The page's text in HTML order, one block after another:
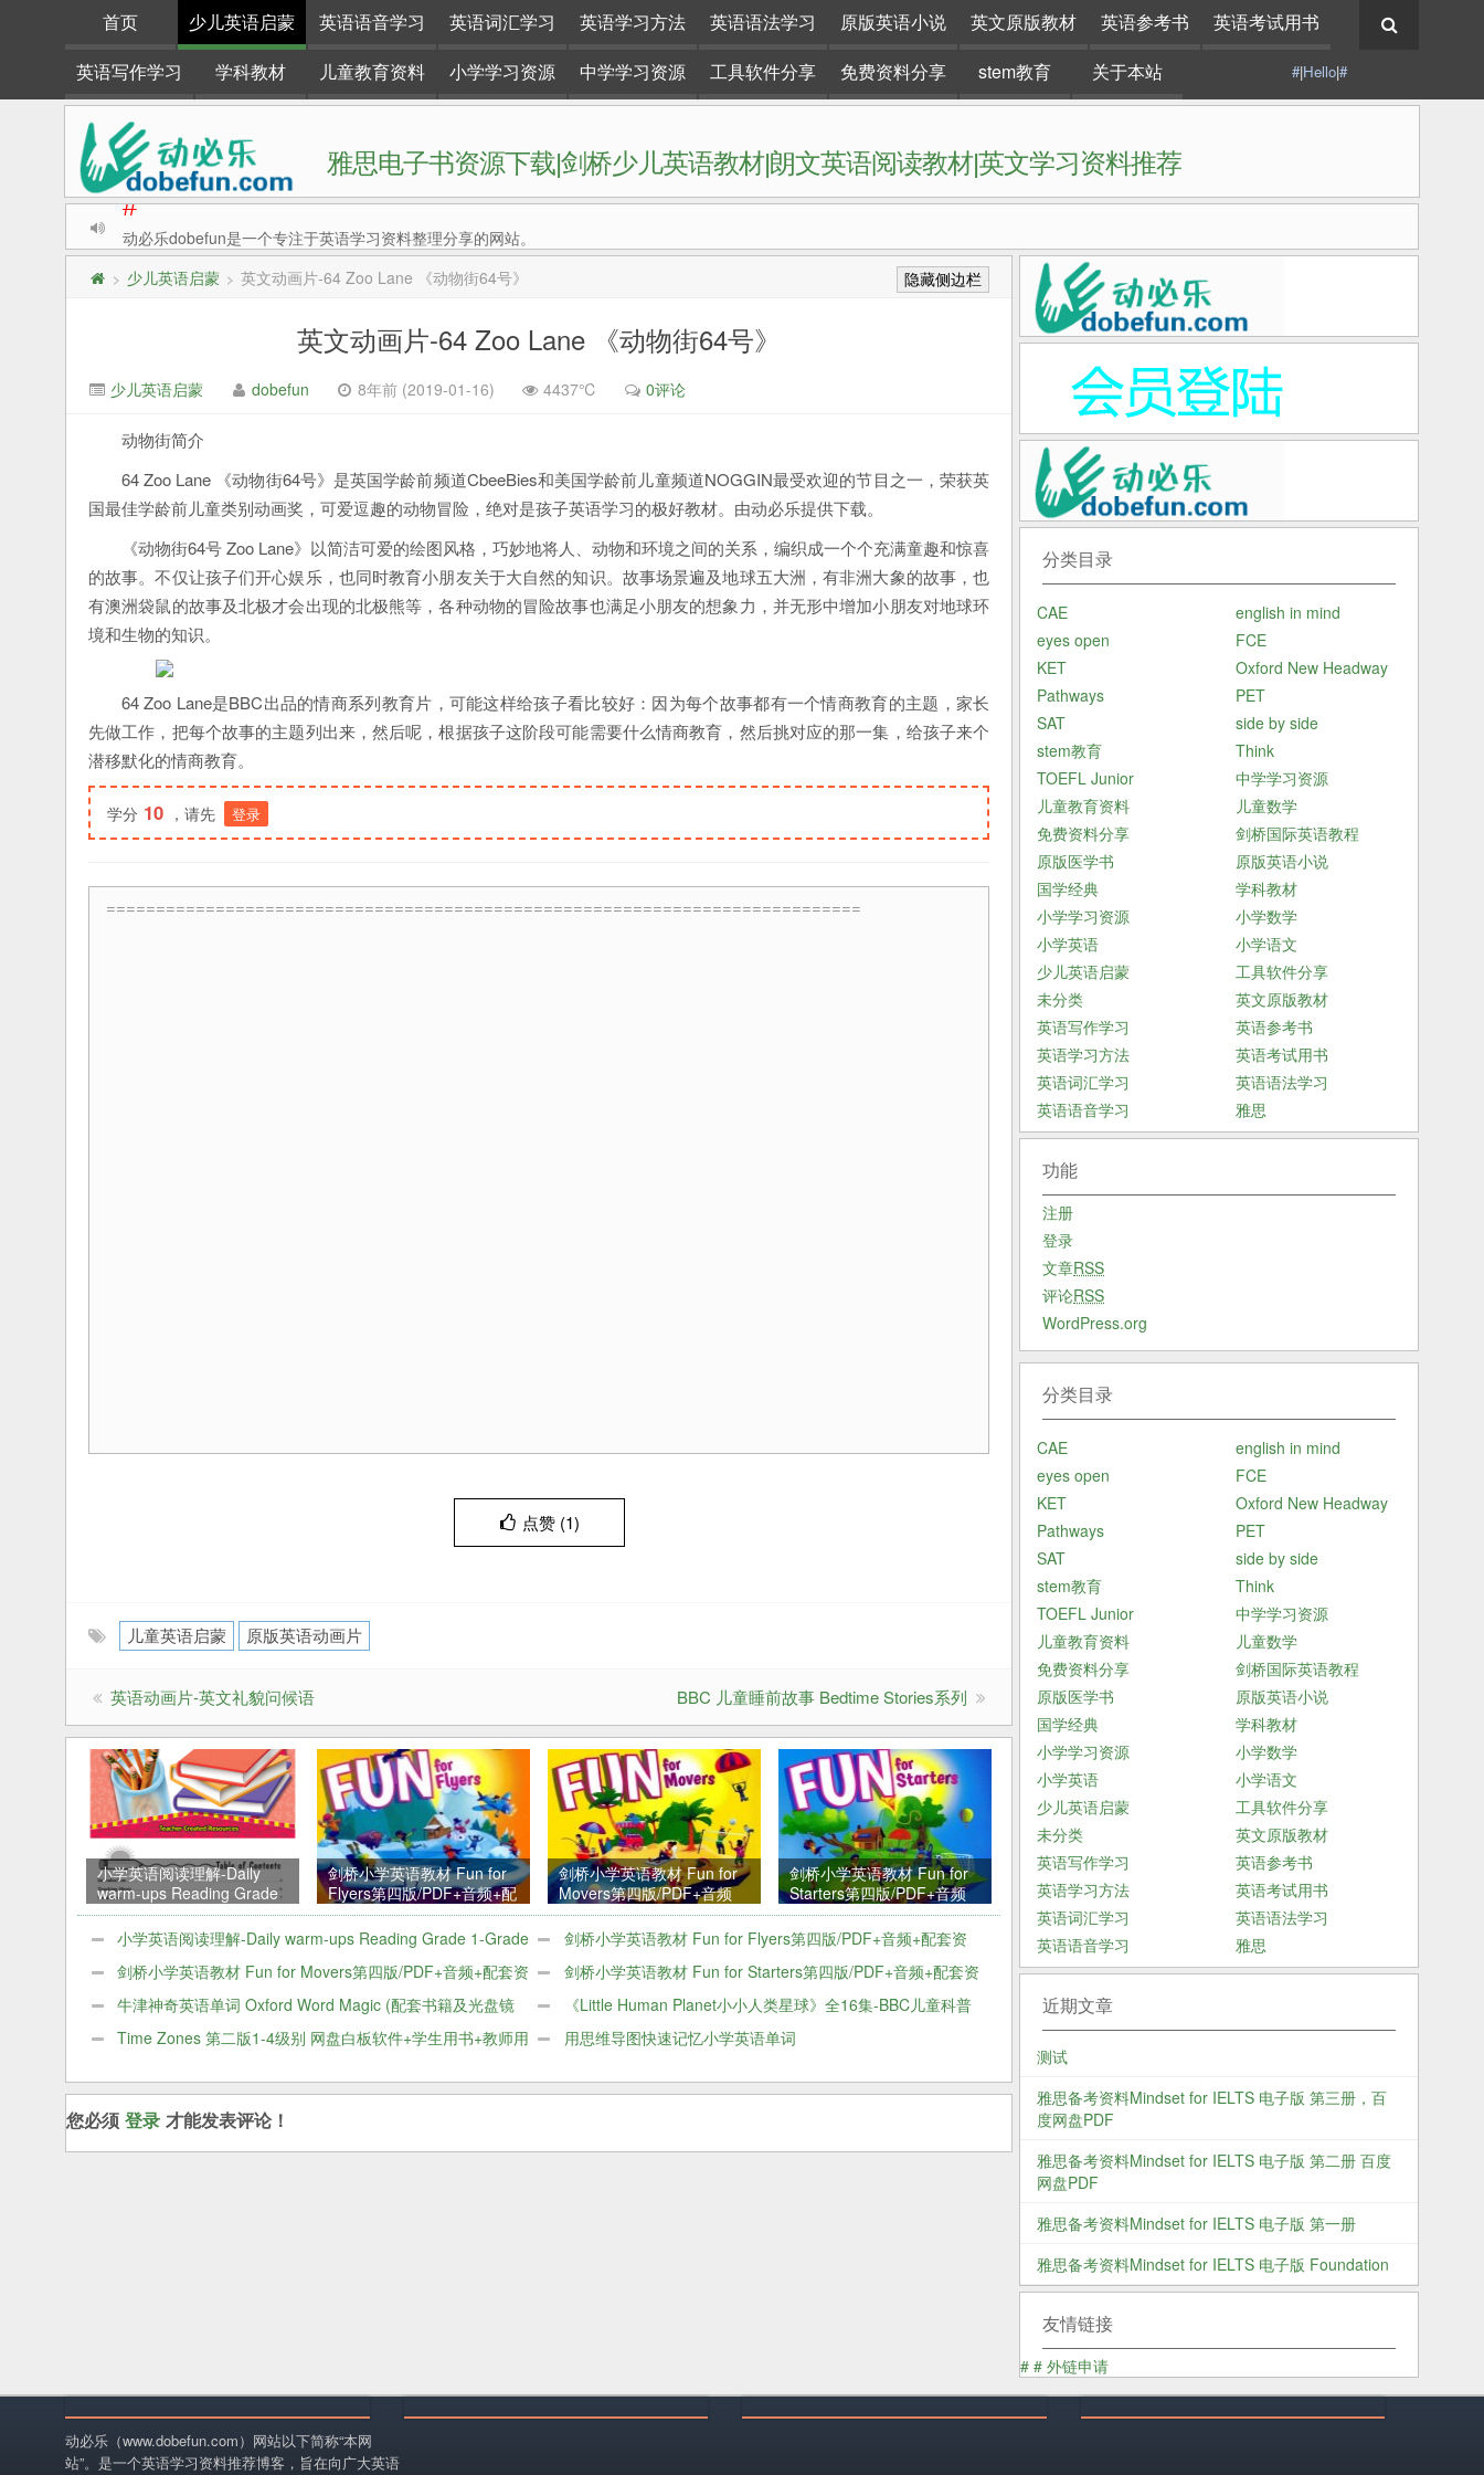
首页 少儿英语启蒙 英语语音学习 英语词汇学习 英语学习方法 英语语法学习 原版英语小说 英文原版教材 英语参考书
英语考试用书
英语写作学习
学科教材 儿童教育资料 小学学习资源 中学学习资源 工具软件分享 免费资料分享 stem教育 关于本站 #|Hello|#
雅思电子书资源下载|剑桥少儿英语教材|朗文英语阅读教材|英文学习资料推荐
动必乐dobefun是一个专注于英语学习资料整理分享的网站。
#
> 少儿英语启蒙 > 英文动画片-64 Zoo Lane 《动物街64号》 隐藏侧边栏
英文动画片-64 Zoo Lane 《动物街64号》
少儿英语启蒙 dobefun 8年前 (2019-01-16) 4437℃ 0评论
动物街简介
64 Zoo Lane 《动物街64号》是英国学龄前频道CbeeBies和美国学龄前儿童频道NOGGIN最受欢迎的节目之一，荣获英
国最佳学龄前儿童类别动画奖，可爱逗趣的动物冒险，绝对是孩子英语学习的极好教材。由动必乐提供下载。
《动物街64号 Zoo Lane》以简洁可爱的绘图风格，巧妙地将人、动物和环境之间的关系，编织成一个个充满童趣和惊喜
的故事。不仅让孩子们开心娱乐，也同时教育小朋友关于大自然的知识。故事场景遍及地球五大洲，有非洲大象的故事，也
有澳洲袋鼠的故事及北极才会出现的北极熊等，各种动物的冒险故事也满足小朋友的想象力，并无形中增加小朋友对地球环
境和生物的知识。
64 Zoo Lane是BBC出品的情商系列教育片，可能这样给孩子看比较好：因为每个故事都有一个情商教育的主题，家长
先做工作，把每个故事的主题列出来，然后呢，根据孩子这阶段可能需要什么情商教育，然后挑对应的那一集，给孩子来个
潜移默化的情商教育。
学分 10 ，请先 登录
============================================================================
点赞 (1)
儿童英语启蒙 原版英语动画片
英语动画片-英文礼貌问候语 BBC 儿童睡前故事 Bedtime Stories系列
小学英语阅读理解-Daily
warm-ups Reading Grade
1-Grade 8 百度网盘下载
剑桥小学英语教材 Fun for
Flyers第四版/PDF+音频+配
套资料
剑桥小学英语教材 Fun for
Movers第四版/PDF+音频
+配套资料
剑桥小学英语教材 Fun for
Starters第四版/PDF+音频
+配套资料
小学英语阅读理解-Daily warm-ups Reading Grade 1-Grade
8 百度网盘下载
剑桥小学英语教材 Fun for Flyers第四版/PDF+音频+配套资
料
剑桥小学英语教材 Fun for Movers第四版/PDF+音频+配套资
料
剑桥小学英语教材 Fun for Starters第四版/PDF+音频+配套资
料
牛津神奇英语单词 Oxford Word Magic (配套书籍及光盘镜
像)
《Little Human Planet小小人类星球》全16集-BBC儿童科普
片
Time Zones 第二版1-4级别 网盘白板软件+学生用书+教师用
用思维导图快速记忆小学英语单词
您必须 登录 才能发表评论！
分类目录
CAE
english in mind
eyes open
FCE
KET
Oxford New Headway
Pathways
PET
SAT
side by side
stem教育
Think
TOEFL Junior
中学学习资源
儿童教育资料
儿童数学
免费资料分享
剑桥国际英语教程
原版医学书
原版英语小说
国学经典
学科教材
小学学习资源
小学数学
小学英语
小学语文
少儿英语启蒙
工具软件分享
未分类
英文原版教材
英语写作学习
英语参考书
英语学习方法
英语考试用书
英语词汇学习
英语语法学习
英语语音学习
雅思
功能
注册
登录
文章RSS
评论RSS
WordPress.org
分类目录
CAE
english in mind
eyes open
FCE
KET
Oxford New Headway
Pathways
PET
SAT
side by side
stem教育
Think
TOEFL Junior
中学学习资源
儿童教育资料
儿童数学
免费资料分享
剑桥国际英语教程
原版医学书
原版英语小说
国学经典
学科教材
小学学习资源
小学数学
小学英语
小学语文
少儿英语启蒙
工具软件分享
未分类
英文原版教材
英语写作学习
英语参考书
英语学习方法
英语考试用书
英语词汇学习
英语语法学习
英语语音学习
雅思
近期文章
测试
雅思备考资料Mindset for IELTS 电子版 第三册，百
度网盘PDF
雅思备考资料Mindset for IELTS 电子版 第二册 百度
网盘PDF
雅思备考资料Mindset for IELTS 电子版 第一册
雅思备考资料Mindset for IELTS 电子版 Foundation
友情链接
# # 外链申请
动必乐（www.dobefun.com）网站以下简称“本网
站”。是一个英语学习资料推荐博客，旨在向广大英语